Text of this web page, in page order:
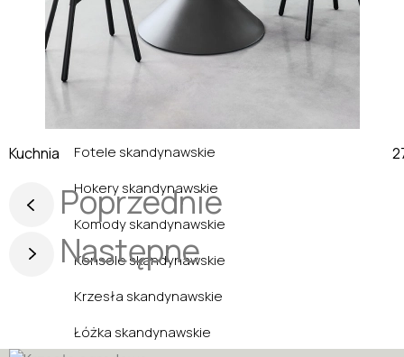
Witryny nowoczesne
Styl skandynawski
Fotele skandynawskie
Hokery skandynawskie
Komody skandynawskie
Konsole skandynawskie
Krzesła skandynawskie
Łóżka skandynawskie
Kuchnia
Poprzednie
Następne